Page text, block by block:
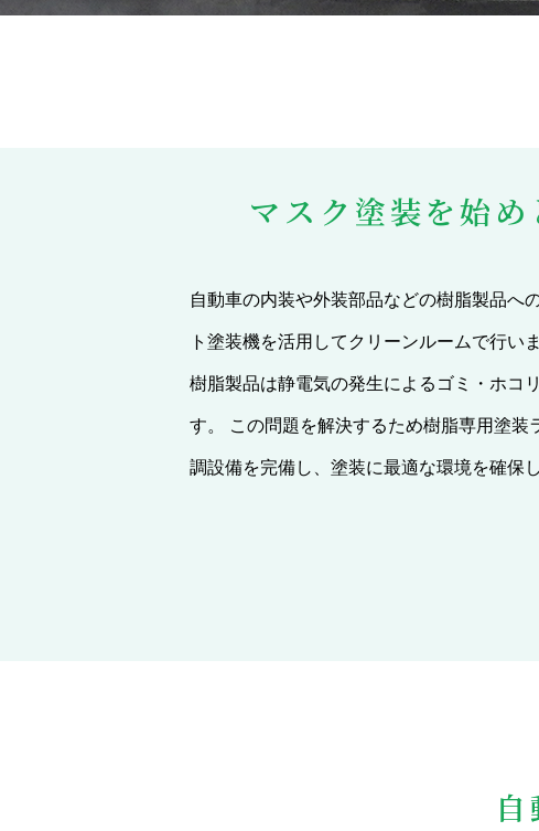
マスク塗装を始
自動車の内装や外装部品などの樹脂製品へ
ト塗装機を活用してクリーンルームで行いま
樹脂製品は静電気の発生によるゴミ・ホコ
す。 この問題を解決するため樹脂専用塗装
調設備を完備し、塗装に最適な環境を確保